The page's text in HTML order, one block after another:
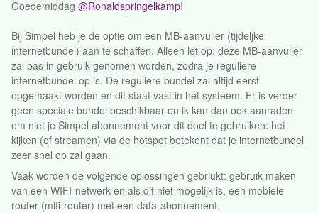
Goedemiddag ​ @Ronaldspringelkamp!
Bij Simpel heb je de optie om een MB-aanvuller (tijdeljke
internetbundel) aan te schaffen. Alleen let op: deze MB-aanvuller
zal pas in gebruik genomen worden, zodra je reguliere
internetbundel op is. De reguliere bundel zal altijd eerst
opgemaakt worden en dit staat vast in het systeem. Er is verder
geen speciale bundel beschikbaar en ik kan dan ook aanraden
om niet je Simpel abonnement voor dit doel te gebruiken: het
kijken (of streamen) via de hotspot betekent dat je internetbundel
zeer snel op zal gaan.
Vaak worden de volgende oplossingen gebriukt: gebruik maken
van een WIFI-netwerk en als dit niet mogelijk is, een mobiele
router (mifi-router) met een data-abonnement.